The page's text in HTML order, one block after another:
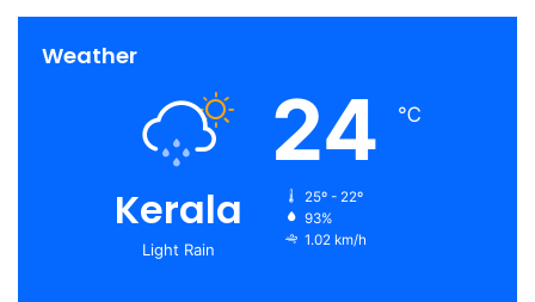
Weather
Kerala
Light Rain
24 ℃
25º - 22º
93%
1.02 km/h